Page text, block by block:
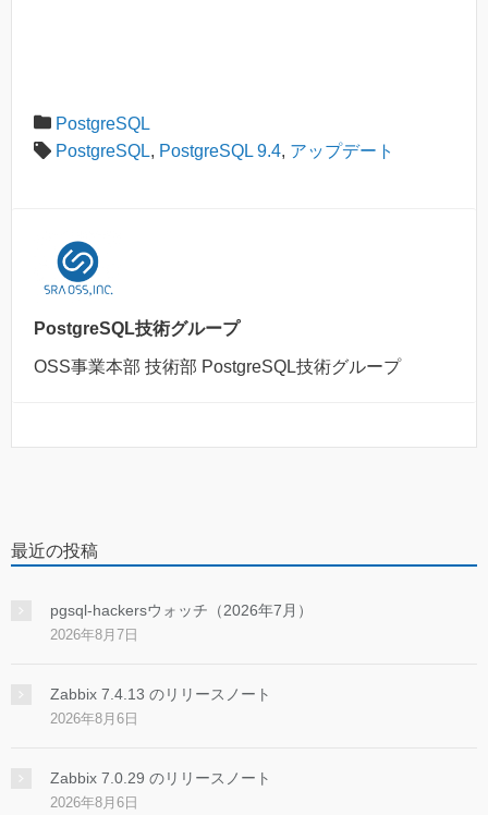
PostgreSQL
PostgreSQL, PostgreSQL 9.4, アップデート
PostgreSQL技術グループ
OSS事業本部 技術部 PostgreSQL技術グループ
最近の投稿
pgsql-hackersウォッチ（2026年7月）
2026年8月7日
Zabbix 7.4.13 のリリースノート
2026年8月6日
Zabbix 7.0.29 のリリースノート
2026年8月6日